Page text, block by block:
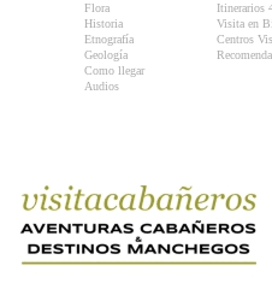
Flora
Historia
Etnografía
Geología
Como llegar
Audios
Itinerarios
Visita en
Centros